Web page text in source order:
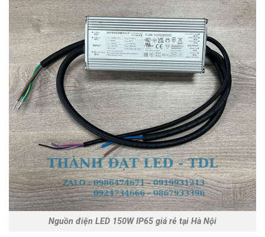
Nguồn điện LED 150W IP65 giá rẻ tại Hà Nội